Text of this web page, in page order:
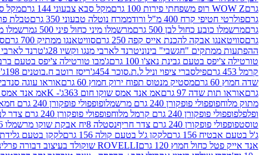
גרםWOW Z רופ משפחתי פירות 100 גרם מקל סבא צבעוני 144 גרם מקל
גרםפולרטי חטיפי קרח 400 מ"ל ורוד ממרח נוטלה טבעוני 350 גרם טבלת פררו
גרםמרשמלו כובע כחול לבן 500 גרם מרשמלו מיני כחול פיני 500 ג מרשמלו
גרםסוויטאנגו אבקה להכנת אייס קפה 250 גרם סוויטאנגו ממתיק 700 גרם
ההפתעות ממתקים "חגשבי" בינוניטרנד לארבי מנגו וקשיו 28ג' טרנד לארבי
טורטילה צ'יפס בטעם גבינת נאצ'ו 100 גרם
ג'מבו טורטילה צ'יפס בטעם ברביקיו
קרמל 453 גרם
פילסברי ציפוי וניל ל.ת.סוכר 454ג' ריסז רוטב ח.בוטנים 198ג'
שדה חמוץ 60 גרם
מסטיק מנטוס תפוח ירוק חמוץ 60 גרם אוראו עוגה סנדביץ
גרםאוראו תות שדה 97 גרם אמ אנד אמס שוקו חום 363ג'- K אמ אנד אמס
מתוק מלוחפופפולי פופקורן 240 גרם מרשמלו פופפולי פופקורן 240 גרם חמאה סינמה
ופלפלפופפולי פופקורן 240 גרם קרמל מלוח פופפולי פופקורן 240 גרם צדר לבן
טוסטפופפולי פופקורן 240 גרם צדר חריף נסטלה 8יח אבקת שוקו מרשמלו 193.6ג'
ג'ל בטעם אבטיח 156 גרם
לקקן ג'ל בטעם קולה 156 גרם לקקן בטעם גלידת
אנד אייק פטל כחול חמוץ 120 גרם
ROVELLI שוקולד בעיצוב דבורה פרלינים 800 גרם